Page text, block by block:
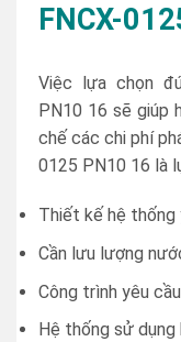
FNCX-
Việc lựa chọn
PN10 16 sẽ giúp
chế các chi phí
0125 PN10 16 là
Thiết kế hệ thống
Cần lưu lượng
Công trình yêu
Hệ thống sử